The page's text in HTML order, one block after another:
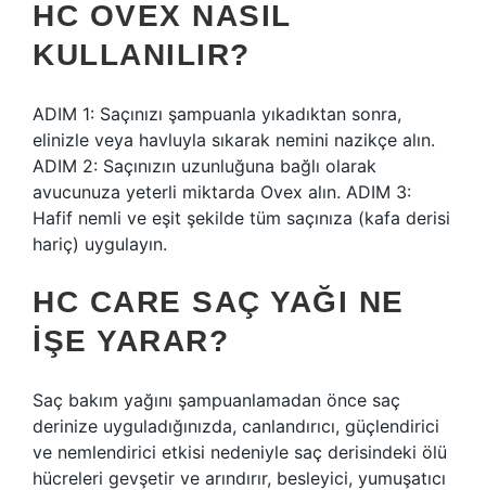
HC OVEX NASIL
KULLANILIR?
ADIM 1: Saçınızı şampuanla yıkadıktan sonra,
elinizle veya havluyla sıkarak nemini nazikçe alın.
ADIM 2: Saçınızın uzunluğuna bağlı olarak
avucunuza yeterli miktarda Ovex alın. ADIM 3:
Hafif nemli ve eşit şekilde tüm saçınıza (kafa derisi
hariç) uygulayın.
HC CARE SAÇ YAĞI NE
IŞE YARAR?
Saç bakım yağını şampuanlamadan önce saç
derinize uyguladığınızda, canlandırıcı, güçlendirici
ve nemlendirici etkisi nedeniyle saç derisindeki ölü
hücreleri gevşetir ve arındırır, besleyici, yumuşatıcı